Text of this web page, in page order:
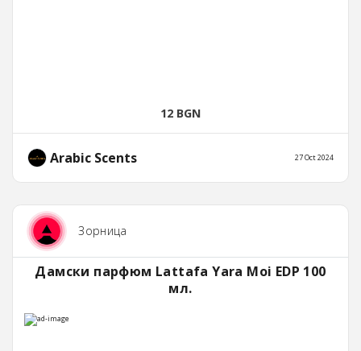
12 BGN
Arabic Scents 27 Oct 2024
Зорница
Дамски парфюм Lattafa Yara Moi EDP 100
мл.